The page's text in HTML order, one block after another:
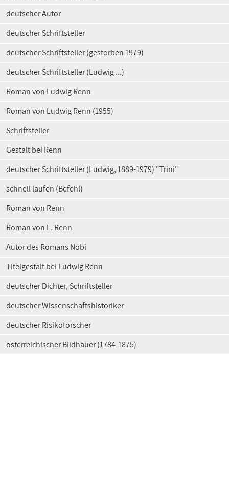
deutscher Autor
deutscher Schriftsteller
deutscher Schriftsteller (gestorben 1979)
deutscher Schriftsteller (Ludwig ...)
Roman von Ludwig Renn
Roman von Ludwig Renn (1955)
Schriftsteller
Gestalt bei Renn
deutscher Schriftsteller (Ludwig, 1889-1979) "Trini"
schnell laufen (Befehl)
Roman von Renn
Roman von L. Renn
Autor des Romans Nobi
Titelgestalt bei Ludwig Renn
deutscher Dichter, Schriftsteller
deutscher Wissenschaftshistoriker
deutscher Risikoforscher
österreichischer Bildhauer (1784-1875)